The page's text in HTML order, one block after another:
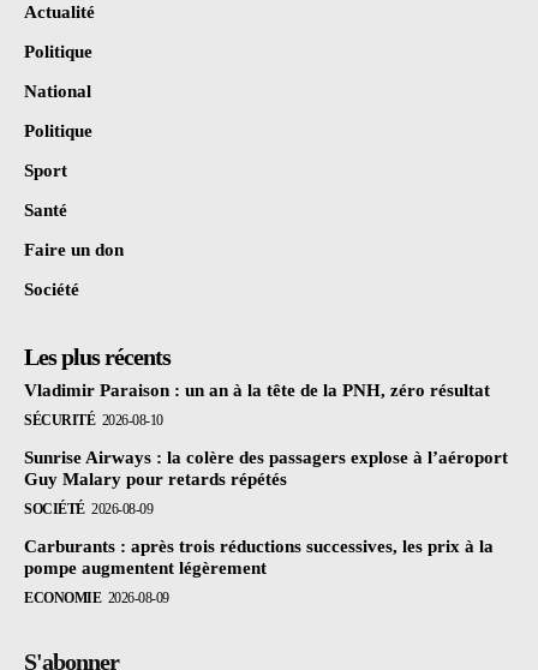
Actualité
Politique
National
Politique
Sport
Santé
Faire un don
Société
Les plus récents
Vladimir Paraison : un an à la tête de la PNH, zéro résultat
SÉCURITÉ 2026-08-10
Sunrise Airways : la colère des passagers explose à l’aéroport
Guy Malary pour retards répétés
SOCIÉTÉ 2026-08-09
Carburants : après trois réductions successives, les prix à la
pompe augmentent légèrement
ECONOMIE 2026-08-09
S'abonner